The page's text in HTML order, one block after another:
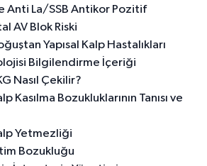
Anti La/SSB Antikor Pozitif
AV Blok Riski
Yapısal Kalp Hastalıkları
Bilgilendirme İçeriği
Nasıl Çekilir?
Kasılma Bozukluklarının Tanısı ve
Yetmezliği
Bozukluğu